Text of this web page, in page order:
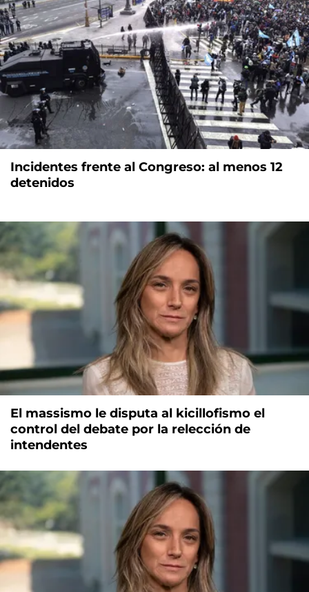
Incidentes frente al Congreso: al menos 12
detenidos
El massismo le disputa al kicillofismo el
control del debate por la relección de
intendentes